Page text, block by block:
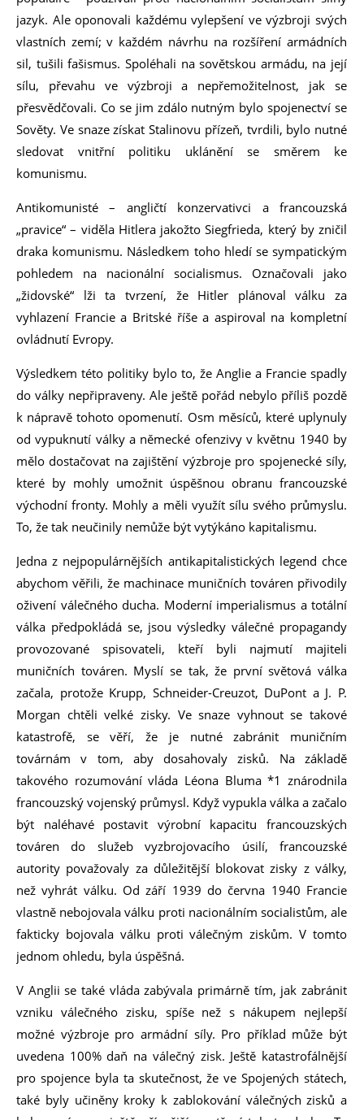
jazyk. Ale oponovali každému vylepšení ve výzbroji svých
vlastních zemí; v každém návrhu na rozšíření armádních
sil, tušili fašismus. Spoléhali na sovětskou armádu, na její
sílu, převahu ve výzbroji a nepřemožitelnost, jak se
přesvědčovali. Co se jim zdálo nutným bylo spojenectví se
Sověty. Ve snaze získat Stalinovu přízeň, tvrdili, bylo nutné
sledovat vnitřní politiku uklánění se směrem ke
komunismu.
Antikomunisté – angličtí konzervativci a francouzská
„pravice“ – viděla Hitlera jakožto Siegfrieda, který by zničil
draka komunismu. Následkem toho hledí se sympatickým
pohledem na nacionální socialismus. Označovali jako
„židovské“ lži ta tvrzení, že Hitler plánoval válku za
vyhlazení Francie a Britské říše a aspiroval na kompletní
ovládnutí Evropy.
Výsledkem této politiky bylo to, že Anglie a Francie spadly
do války nepřipraveny. Ale ještě pořád nebylo příliš pozdě
k nápravě tohoto opomenutí. Osm měsíců, které uplynuly
od vypuknutí války a německé ofenzivy v květnu 1940 by
mělo dostačovat na zajištění výzbroje pro spojenecké síly,
které by mohly umožnit úspěšnou obranu francouzské
východní fronty. Mohly a měli využít sílu svého průmyslu.
To, že tak neučinily nemůže být vytýkáno kapitalismu.
Jedna z nejpopulárnějších antikapitalistických legend chce
abychom věřili, že machinace muničních továren přivodily
oživení válečného ducha. Moderní imperialismus a totální
válka předpokládá se, jsou výsledky válečné propagandy
provozované spisovateli, kteří byli najmutí majiteli
muničních továren. Myslí se tak, že první světová válka
začala, protože Krupp, Schneider-Creuzot, DuPont a J. P.
Morgan chtěli velké zisky. Ve snaze vyhnout se takové
katastrofě, se věří, že je nutné zabránit muničním
továrnám v tom, aby dosahovaly zisků. Na základě
takového rozumování vláda Léona Bluma *1 znárodnila
francouzský vojenský průmysl. Když vypukla válka a začalo
být naléhavé postavit výrobní kapacitu francouzských
továren do služeb vyzbrojovacího úsilí, francouzské
autority považovaly za důležitější blokovat zisky z války,
než vyhrát válku. Od září 1939 do června 1940 Francie
vlastně nebojovala válku proti nacionálním socialistům, ale
fakticky bojovala válku proti válečným ziskům. V tomto
jednom ohledu, byla úspěšná.
V Anglii se také vláda zabývala primárně tím, jak zabránit
vzniku válečného zisku, spíše než s nákupem nejlepší
možné výzbroje pro armádní síly. Pro příklad může být
uvedena 100% daň na válečný zisk. Ještě katastrofálnější
pro spojence byla ta skutečnost, že ve Spojených státech,
také byly učiněny kroky k zablokování válečných zisků a